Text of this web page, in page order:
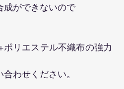
成ができないので
リエステル不織布の強力
わせください。